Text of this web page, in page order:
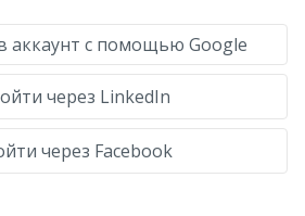
аккаунт с помощью Google
через LinkedIn
через Facebook